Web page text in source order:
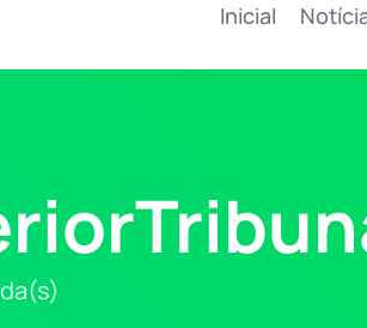
Inicial